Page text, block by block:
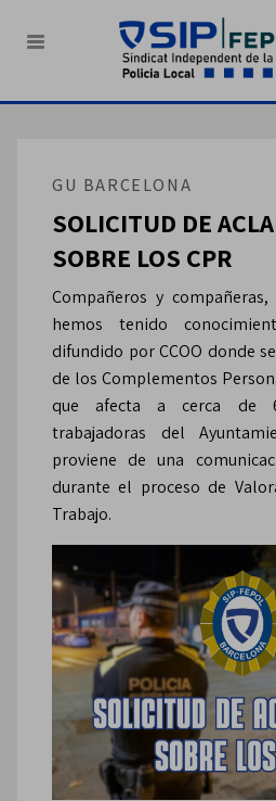
GU BARCELONA
SOLICITUD DE
SOBRE LOS CPR
Compañeros y
hemos tenido
difundido por CCOO donde
de los Complementos
que afecta a cerca de
trabajadoras del
proviene de una
durante el proceso de
Trabajo.